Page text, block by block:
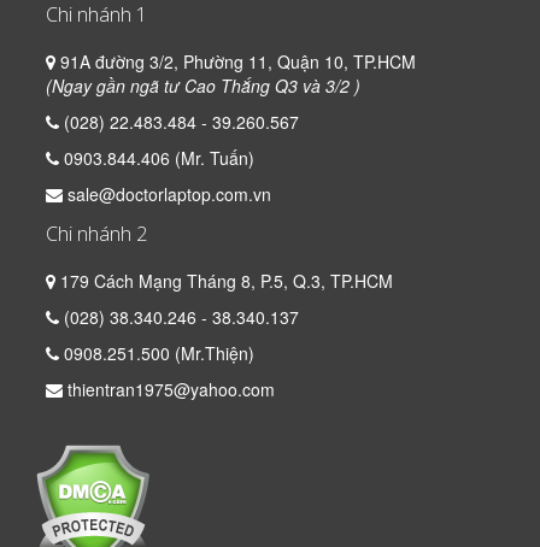
Chi nhánh 1
91A đường 3/2, Phường 11, Quận 10, TP.HCM
(Ngay gần ngã tư Cao Thắng Q3 và 3/2 )
(028) 22.483.484 - 39.260.567
0903.844.406 (Mr. Tuấn)
sale@doctorlaptop.com.vn
Chi nhánh 2
179 Cách Mạng Tháng 8, P.5, Q.3, TP.HCM
(028) 38.340.246 - 38.340.137
0908.251.500 (Mr.Thiện)
thientran1975@yahoo.com